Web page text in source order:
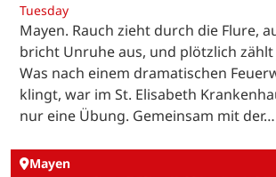
Tuesday
Mayen. Rauch zieht durch die Flure,
bricht Unruhe aus, und plötzlich zählt
Was nach einem dramatischen
klingt, war im St. Elisabeth
nur eine Übung. Gemeinsam mit der…
Mayen